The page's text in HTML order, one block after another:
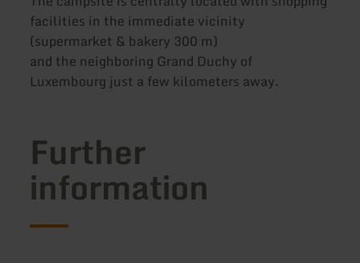
facilities in the immediate vicinity
(supermarket & bakery 300 m)
and the neighboring Grand Duchy of
Luxembourg just a few kilometers away.
Further
information